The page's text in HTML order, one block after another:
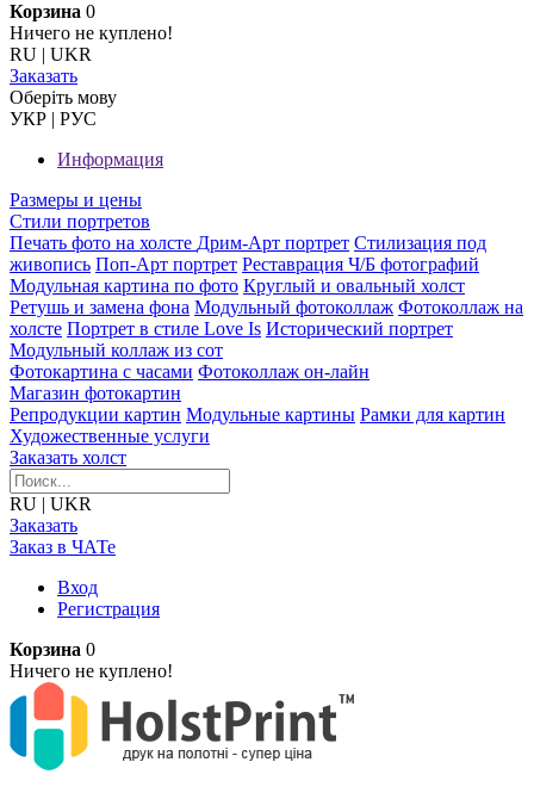
Корзина 0
Ничего не куплено!
RU | UKR
Заказать
Оберiть мову
УКР | РУС
Информация
Размеры и цены
Стили портретов
Печать фото на холсте Дрим-Арт портрет Стилизация под
живопись Поп-Арт портрет Реставрация Ч/Б фотографий
Модульная картина по фото Круглый и овальный холст
Ретушь и замена фона Модульный фотоколлаж Фотоколлаж на
холсте Портрет в стиле Love Is Исторический портрет
Модульный коллаж из сот
Фотокартина с часами Фотоколлаж он-лайн
Магазин фотокартин
Репродукции картин Модульные картины Рамки для картин
Художественные услуги
Заказать холст
RU | UKR
Заказать
Заказ в ЧАТе
Вход
Регистрация
Корзина 0
Ничего не куплено!